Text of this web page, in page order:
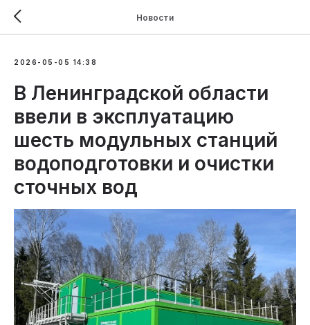
Новости
2026-05-05 14:38
В Ленинградской области
ввели в эксплуатацию
шесть модульных станций
водоподготовки и очистки
сточных вод